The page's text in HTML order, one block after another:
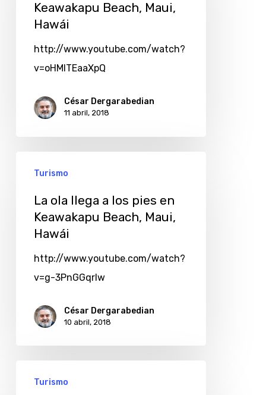
Keawakapu Beach, Maui,
Hawái
http://www.youtube.com/watch?
v=oHMITEaaXpQ
César Dergarabedian
11 abril, 2018
Turismo
La ola llega a los pies en
Keawakapu Beach, Maui,
Hawái
http://www.youtube.com/watch?
v=g-3PnGGqrIw
César Dergarabedian
10 abril, 2018
Turismo